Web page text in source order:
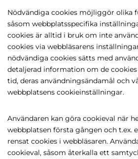
Nödvändiga cookies möjliggör olika
såsom webbplatsspecifika
cookies är alltid i bruk om inte
cookies via webbläsarens
nödvändiga cookies sätts med
detaljerad information om de
tid, deras användningsändamål och
webbplatsens cookieinställningar.
Användaren kan göra cookieval när
webbplatsen första gången och t.ex.
rensat cookies i webbläsaren.
cookieval, såsom återkalla ett